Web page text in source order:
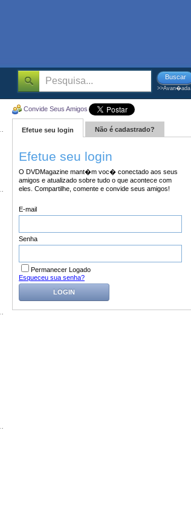
Buscar
>>Avan�ada
Convide Seus Amigos
Efetue seu login Não é cadastrado?
Efetue seu login
O DVDMagazine mant�m voc� conectado aos seus
amigos e atualizado sobre tudo o que acontece com
eles. Compartilhe, comente e convide seus amigos!
E-mail
Senha
Permanecer Logado
Esqueceu sua senha?
LOGIN